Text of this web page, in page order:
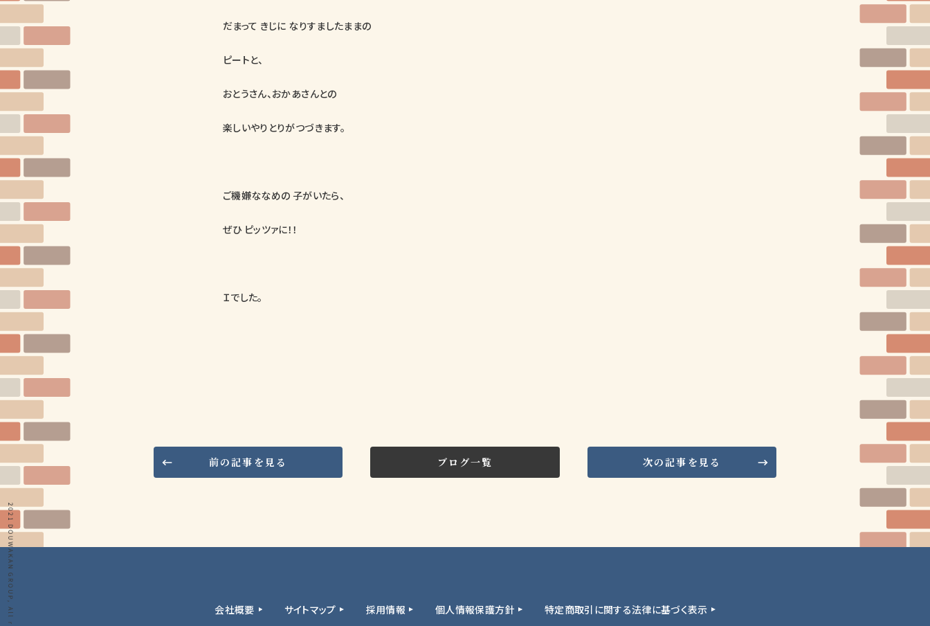
だまって きじに なりすましたままの
ピートと、
おとうさん、おかあさんとの
楽しいやりとりがつづきます。
ご機嫌ななめの 子がいたら、
ぜひ ピッツァに！！
Ｉでした。
前の記事を見る ブログ一覧 次の記事を見る
会社概要 サイトマップ 採用情報 個人情報保護方針 特定商取引に関する法律に基づく表示